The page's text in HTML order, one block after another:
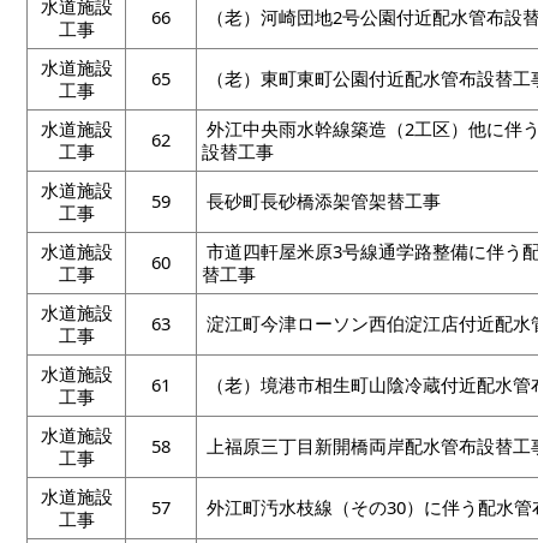
水道施設
工事
66 （老）河崎団地2号公園付近配水管布設
水道施設
工事
65 （老）東町東町公園付近配水管布設替工
水道施設
工事
62
外江中央雨水幹線築造（2工区）他に伴
設替工事
水道施設
工事
59 長砂町長砂橋添架管架替工事
水道施設
工事
60
市道四軒屋米原3号線通学路整備に伴う
替工事
水道施設
工事
63 淀江町今津ローソン西伯淀江店付近配水
水道施設
工事
61 （老）境港市相生町山陰冷蔵付近配水
水道施設
工事
58 上福原三丁目新開橋両岸配水管布設替工
水道施設
工事
57 外江町汚水枝線（その30）に伴う配水